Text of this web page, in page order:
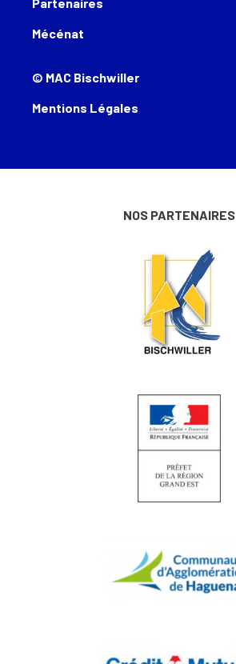
Mécénat
© MAC Bischwiller
Mentions Légales
NOS PARTENAIRES